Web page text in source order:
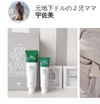
元地下ドルの２児ママ
宇佐美